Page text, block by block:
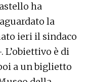
ha
la
ieri il sindaco
L’obiettivo è di
a un biglietto